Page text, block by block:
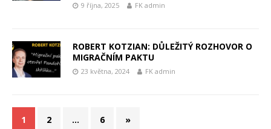
9 října, 2025 FK admin
ROBERT KOTZIAN: DŮLEŽITÝ ROZHOVOR O
MIGRAČNÍM PAKTU
23 května, 2024 FK admin
1 2 … 6 »